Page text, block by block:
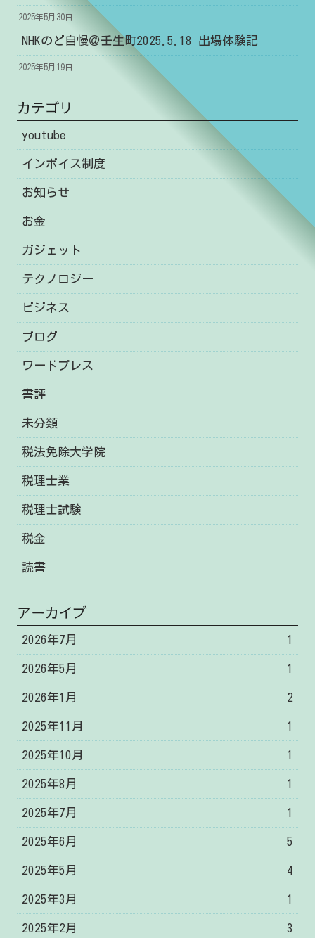
2025年5月30日
NHKのど自慢＠壬生町2025.5.18 出場体験記
2025年5月19日
カテゴリ
youtube
インボイス制度
お知らせ
お金
ガジェット
テクノロジー
ビジネス
ブログ
ワードプレス
書評
未分類
税法免除大学院
税理士業
税理士試験
税金
読書
アーカイブ
2026年7月 1
2026年5月 1
2026年1月 2
2025年11月 1
2025年10月 1
2025年8月 1
2025年7月 1
2025年6月 5
2025年5月 4
2025年3月 1
2025年2月 3